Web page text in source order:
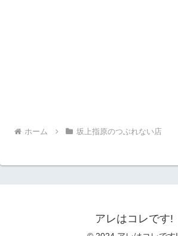
ホーム 坂上指原のつぶれない店
アレはコレです!